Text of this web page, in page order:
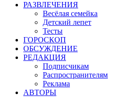
РАЗВЛЕЧЕНИЯ
Весёлая семейка
Детский лепет
Тесты
ГОРОСКОП
ОБСУЖДЕНИЕ
РЕДАКЦИЯ
Подписчикам
Распространителям
Реклама
АВТОРЫ